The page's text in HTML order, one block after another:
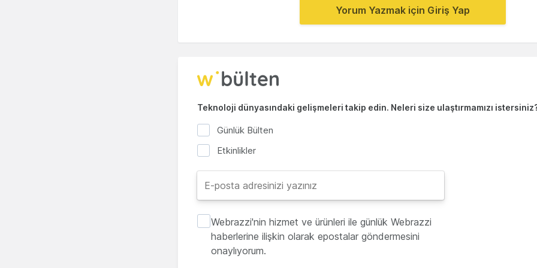
Yorum Yazmak için Giriş Yap
Teknoloji dünyasındaki gelişmeleri takip edin. Neleri size ulaştırmamızı
Günlük Bülten
Etkinlikler
Webrazzi'nin hizmet ve ürünleri ile günlük Webrazzi
haberlerine ilişkin olarak epostalar göndermesini
onaylıyorum.